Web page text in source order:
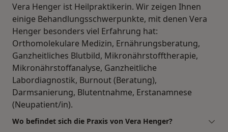
Vera Henger ist Heilpraktikerin. Wir zeigen Ihnen
einige Behandlungsschwerpunkte, mit denen Vera
Henger besonders viel Erfahrung hat:
Orthomolekulare Medizin, Ernährungsberatung,
Ganzheitliches Blutbild, Mikronährstofftherapie,
Mikronährstoffanalyse, Ganzheitliche
Labordiagnostik, Burnout (Beratung),
Darmsanierung, Blutentnahme, Erstanamnese
(Neupatient/in).
Wo befindet sich die Praxis von Vera Henger?